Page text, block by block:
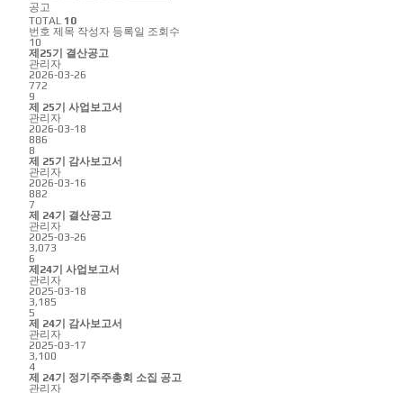
공고
TOTAL 10
번호 제목 작성자 등록일 조회수
10
제25기 결산공고
관리자
2026-03-26
772
9
제 25기 사업보고서
관리자
2026-03-18
886
8
제 25기 감사보고서
관리자
2026-03-16
882
7
제 24기 결산공고
관리자
2025-03-26
3,073
6
제24기 사업보고서
관리자
2025-03-18
3,185
5
제 24기 감사보고서
관리자
2025-03-17
3,100
4
제 24기 정기주주총회 소집 공고
관리자